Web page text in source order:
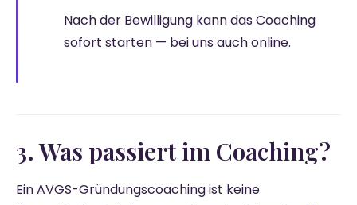
Nach der Bewilligung kann das Coaching
sofort starten — bei uns auch online.
3. Was passiert im Coaching?
Ein AVGS-Gründungscoaching ist keine